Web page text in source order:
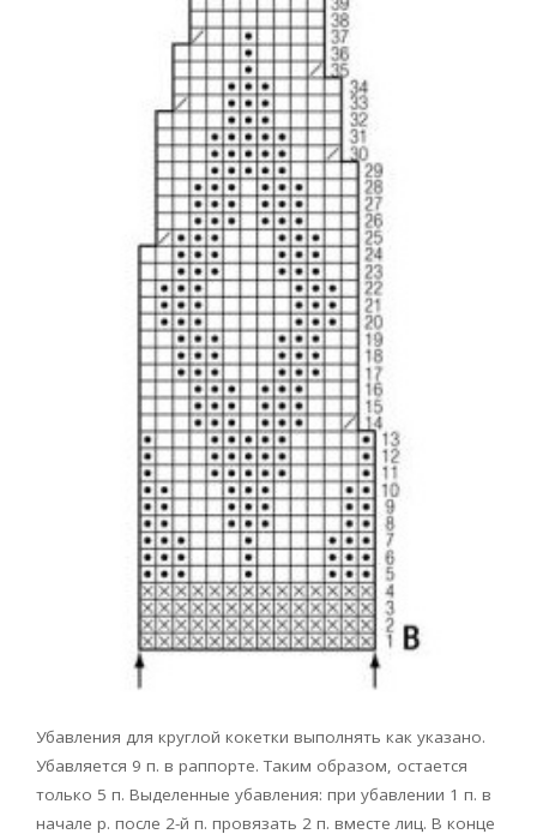
Убавления для круглой кокетки выполнять как указано.
Убавляется 9 п. в раппорте. Таким образом, остается
только 5 п. Выделенные убавления: при убавлении 1 п. в
начале р. после 2-й п. провязать 2 п. вместе лиц. В конце